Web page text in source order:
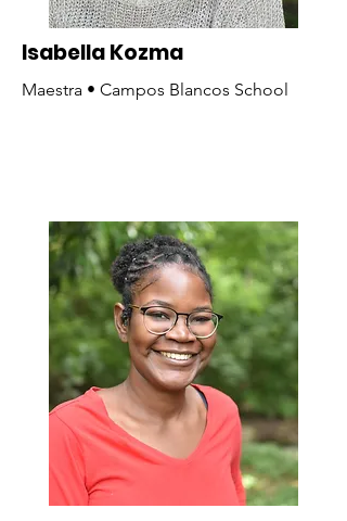
Isabella Kozma
Maestra • Campos Blancos School